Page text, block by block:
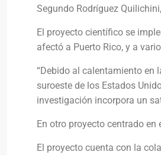
Segundo Rodríguez
El proyecto científico se
afectó a Puerto Rico, y a
“Debido al calentamiento en
suroeste de los Estados
investigación incorpora un
En otro proyecto centrado
El proyecto cuenta con la